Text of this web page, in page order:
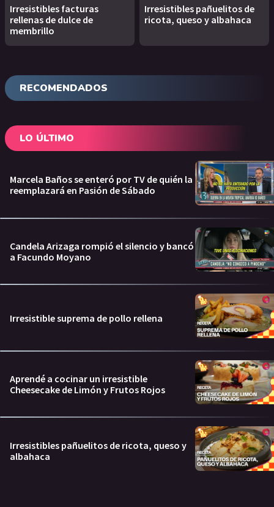
Irresistibles facturas
rellenas de dulce de
membrillo
Irresistibles pañuelitos de
ricota, queso y albahaca
RECOMENDADOS
LO ÚLTIMO
Marcela Baños se enteró por TV de quién la
reemplazará en Pasión de Sábado
Candela Arizaga rompió el silencio y bancó
a Facundo Moyano
Irresistible suprema de pollo rellena
Aprendé a cocinar un irresistible
Cheesecake de Limón y Frutos Rojos
Irresistibles pañuelitos de ricota, queso y
albahaca